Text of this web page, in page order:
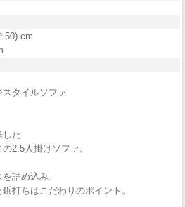
50) cm
タイルソファ
した
2.5人掛けソファ。
詰め込み、
打ちはこだわりのポイント。